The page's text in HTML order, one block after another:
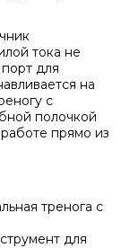
тока не
для
на
с
полочкой
прямо из
тренога с
для